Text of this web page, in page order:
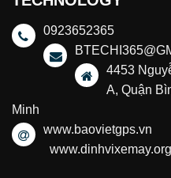
0923652365
4453
A, Quận
Minh
www.baovietgps.vn
www.dinhvixemay.org